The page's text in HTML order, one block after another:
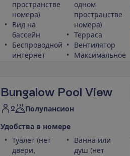
пространстве
номера)
Вид на
бассейн
Беспроводной
интернет
одном
пространстве
номера)
Терраса
Вентилятор
Максимальное
Bungalow Pool View
2 Полупансион
Удобства в номере
Туалет (нет
двери,
Ванна или
душ (нет